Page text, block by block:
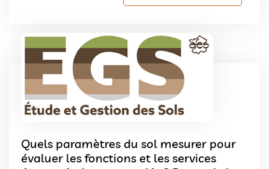
Quels paramètres du sol mesurer pour
évaluer les fonctions et les services